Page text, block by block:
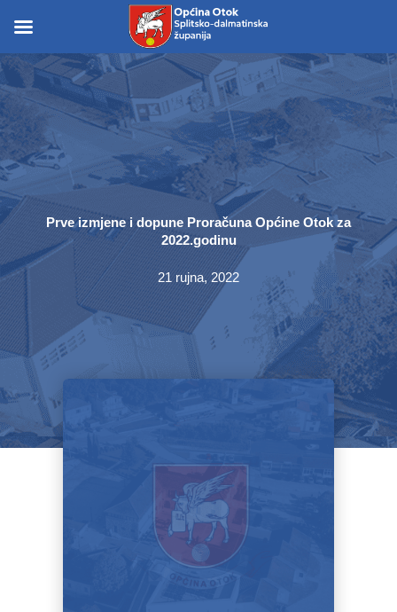
content
content
Prve izmjene i dopune Proračuna Općine Otok za
2022.godinu
21 rujna, 2022